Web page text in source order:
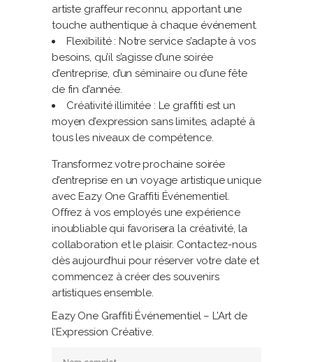
artiste graffeur reconnu, apportant une
touche authentique à chaque événement.
Flexibilité : Notre service s’adapte à vos
besoins, qu’il s’agisse d’une soirée
d’entreprise, d’un séminaire ou d’une fête
de fin d’année.
Créativité illimitée : Le graffiti est un
moyen d’expression sans limites, adapté à
tous les niveaux de compétence.
Transformez votre prochaine soirée
d’entreprise en un voyage artistique unique
avec Eazy One Graffiti Événementiel.
Offrez à vos employés une expérience
inoubliable qui favorisera la créativité, la
collaboration et le plaisir. Contactez-nous
dès aujourd’hui pour réserver votre date et
commencez à créer des souvenirs
artistiques ensemble.
Eazy One Graffiti Événementiel – L’Art de
l’Expression Créative.